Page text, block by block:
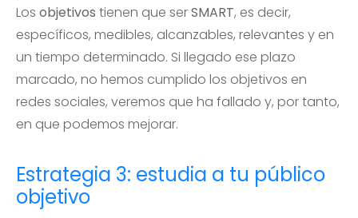
Los objetivos tienen que serSMART, es decir,
específicos, medibles, alcanzables, relevantes y en
un tiempo determinado. Si llegado ese plazo
marcado, no hemos cumplido los objetivos en
redes sociales, veremos que ha fallado y, por tanto,
en que podemos mejorar.
Estrategia 3: estudia a tu público
objetivo